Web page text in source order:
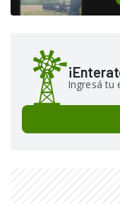
Ingresá tu